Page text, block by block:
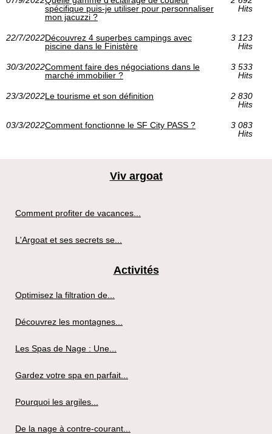
spécifique puis-je utiliser pour personnaliser
mon jacuzzi ?
Hits
22/7/2022Découvrez 4 superbes campings avec
piscine dans le Finistère
3 123
Hits
30/3/2022Comment faire des négociations dans le
marché immobilier ?
3 533
Hits
23/3/2022Le tourisme et son définition
2 830
Hits
03/3/2022Comment fonctionne le SF City PASS ?‎
3 083
Hits
Viv argoat
Comment profiter de vacances...
L'Argoat et ses secrets se...
Activités
Optimisez la filtration de...
Découvrez les montagnes...
Les Spas de Nage : Une...
Gardez votre spa en parfait...
Pourquoi les argiles...
De la nage à contre-courant...